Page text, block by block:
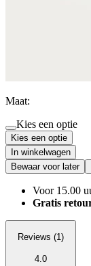
Maat:
Kies een optie
Kies een optie
In winkelwagen
Bewaar voor later
Voor 15.00
Gratis
Reviews (1)
4.0